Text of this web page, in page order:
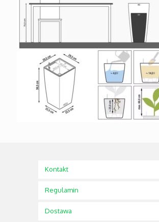
Kontakt
Regulamin
Dostawa